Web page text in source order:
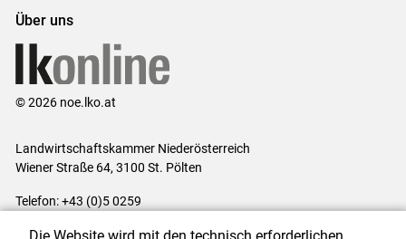
Über uns
© 2026 noe.lko.at
Landwirtschaftskammer Niederösterreich
Wiener Straße 64, 3100 St. Pölten
Telefon: +43 (0)5 0259